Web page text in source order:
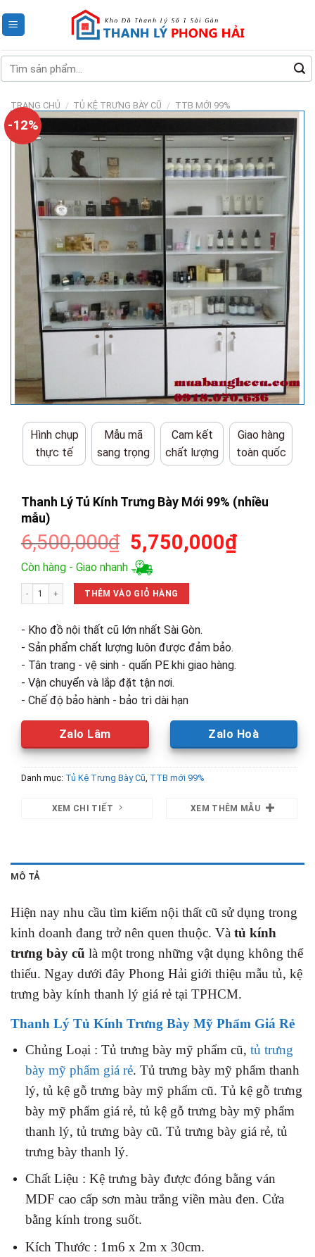
to
Tìm
kiếm:
TRANG CHỦ / TỦ KỆ TRƯNG BÀY CŨ / TTB MỚI 99%
-12%
Hình chụp
thực tế
Mẫu mã
sang trọng
Cam kết
chất lượng
Giao hàng
toàn quốc
Thanh Lý Tủ Kính Trưng Bày Mới 99% (nhiều
mẫu)
6,500,000₫ Giá
gốc
là:
6,500,000₫.
5,750,000₫Giá
Còn hàng - Giao nhanh
Thanh Lý Tủ Kính Trưng Bày Mới 99% (nhiều mẫu) số lượng
THÊM VÀO GIỎ HÀNG
- Kho đồ nội thất cũ lớn nhất Sài Gòn.
- Sản phẩm chất lượng luôn được đảm bảo.
- Tân trang - vệ sinh - quấn PE khi giao hàng.
- Vận chuyển và lắp đặt tận nơi.
- Chế độ bảo hành - bảo trì dài hạn
Zalo Lâm Zalo Hoà
Danh mục: Tủ Kệ Trưng Bày Cũ, TTB mới 99%
XEM CHI TIẾT XEM THÊM MẪU
MÔ TẢ
Hiện nay nhu cầu tìm kiếm nội thất cũ sử dụng trong
kinh doanh đang trở nên quen thuộc. Và tủ kính
trưng bày cũ là một trong những vật dụng không thể
thiếu. Ngay dưới đây Phong Hải giới thiệu mẫu tủ, kệ
trưng bày kính thanh lý giá rẻ tại TPHCM.
Thanh Lý Tủ Kính Trưng Bày Mỹ Phẩm Giá Rẻ
Chủng Loại : Tủ trưng bày mỹ phẩm cũ, tủ trưng
bày mỹ phẩm giá rẻ. Tủ trưng bày mỹ phẩm thanh
lý, tủ kệ gỗ trưng bày mỹ phẩm cũ. Tủ kệ gỗ trưng
bày mỹ phẩm giá rẻ, tủ kệ gỗ trưng bày mỹ phẩm
thanh lý, tủ trưng bày cũ. Tủ trưng bày giá rẻ, tủ
trưng bày thanh lý.
Chất Liệu : Kệ trưng bày được đóng bằng ván
MDF cao cấp sơn màu trắng viền màu đen. Cửa
bằng kính trong suốt.
Kích Thước : 1m6 x 2m x 30cm.